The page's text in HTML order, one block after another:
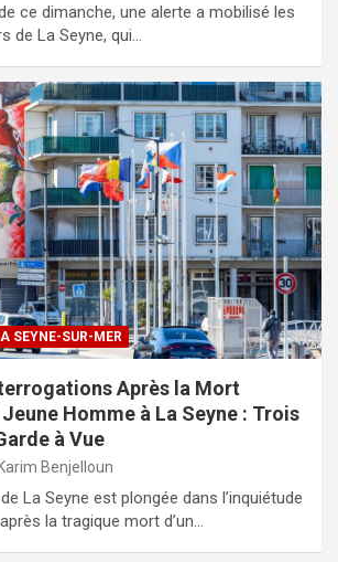
ce dimanche, une alerte a mobilisé les
de La Seyne, qui…
SEYNE-SUR-MER
Après la Mort
Homme à La Seyne : Trois
à Vue
Karim Benjelloun
La Seyne est plongée dans l’inquiétude
la tragique mort d’un…